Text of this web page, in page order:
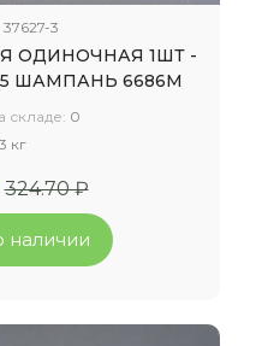
37627-3
ОДИНОЧНАЯ 1ШТ -
ШАМПАНЬ 6686М
складе: 0
кг
324.70 ₽
наличии